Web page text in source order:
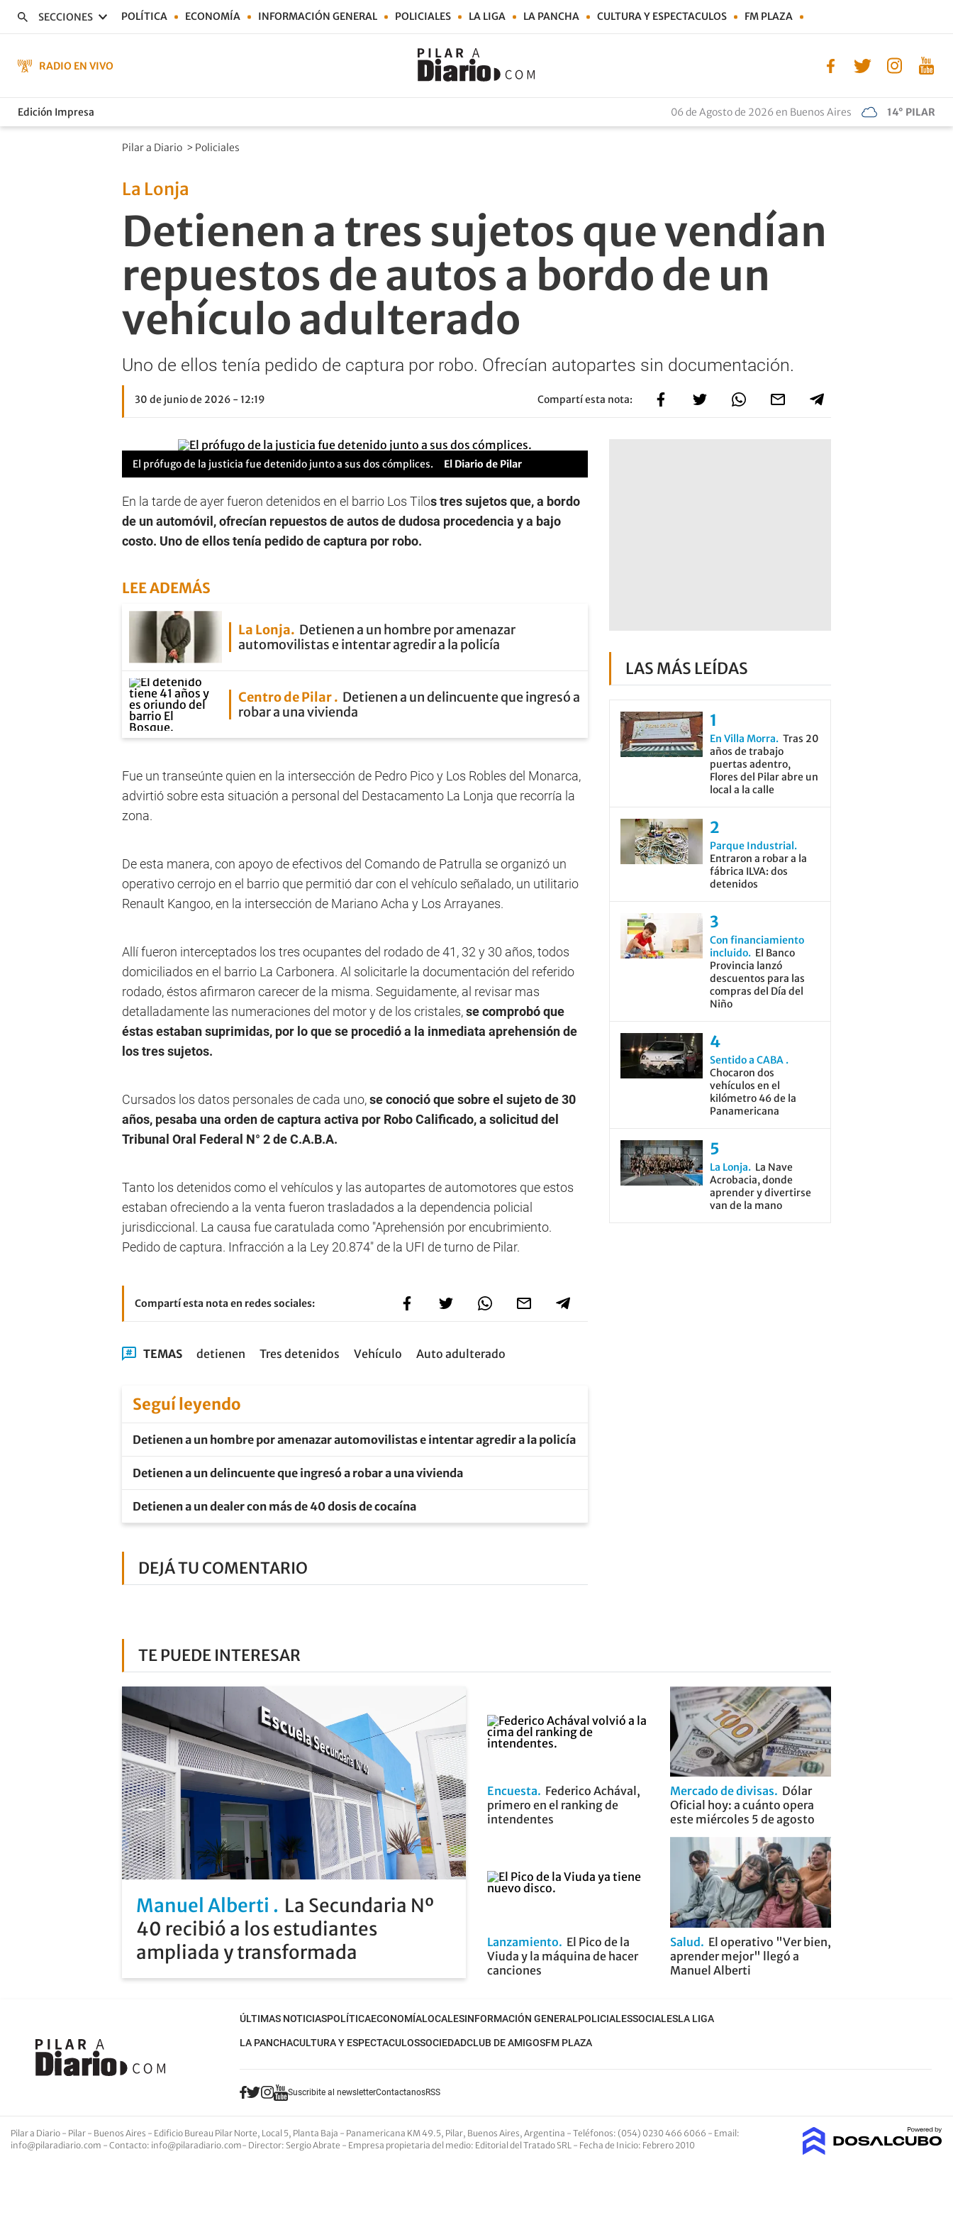
SECCIONES POLÍTICA ECONOMÍA INFORMACIÓN GENERAL POLICIALES LA LIGA LA PANCHA CULTURA Y ESPECTACULOS FM PLAZA
RADIO EN VIVO
Edición Impresa 06 de Agosto de 2026 en Buenos Aires 14° PILAR
Pilar a Diario > Policiales
La Lonja
Detienen a tres sujetos que vendían
repuestos de autos a bordo de un
vehículo adulterado
Uno de ellos tenía pedido de captura por robo. Ofrecían autopartes sin documentación.
30 de junio de 2026 - 12:19 Compartí esta nota:
El prófugo de la justicia fue detenido junto a sus dos cómplices. El Diario de Pilar
En la tarde de ayer fueron detenidos en el barrio Los Tilos tres sujetos que, a bordo
de un automóvil, ofrecían repuestos de autos de dudosa procedencia y a bajo
costo. Uno de ellos tenía pedido de captura por robo.
LEE ADEMÁS
La Lonja
Detienen a un hombre por amenazar
automovilistas e intentar agredir a la policía
Centro de Pilar
Detienen a un delincuente que ingresó a
robar a una vivienda
Fue un transeúnte quien en la intersección de Pedro Pico y Los Robles del Monarca,
advirtió sobre esta situación a personal del Destacamento La Lonja que recorría la
zona.
De esta manera, con apoyo de efectivos del Comando de Patrulla se organizó un
operativo cerrojo en el barrio que permitió dar con el vehículo señalado, un utilitario
Renault Kangoo, en la intersección de Mariano Acha y Los Arrayanes.
Allí fueron interceptados los tres ocupantes del rodado de 41, 32 y 30 años, todos
domiciliados en el barrio La Carbonera. Al solicitarle la documentación del referido
rodado, éstos afirmaron carecer de la misma. Seguidamente, al revisar mas
detalladamente las numeraciones del motor y de los cristales,se comprobó que
éstas estaban suprimidas, por lo que se procedió a la inmediata aprehensión de
los tres sujetos.
Cursados los datos personales de cada uno,se conoció que sobre el sujeto de 30
años, pesaba una orden de captura activa por Robo Calificado, a solicitud del
Tribunal Oral Federal N° 2 de C.A.B.A.
Tanto los detenidos como el vehículos y las autopartes de automotores que estos
estaban ofreciendo a la venta fueron trasladados a la dependencia policial
jurisdiccional. La causa fue caratulada como "Aprehensión por encubrimiento.
Pedido de captura. Infracción a la Ley 20.874" de la UFI de turno de Pilar.
Compartí esta nota en redes sociales:
TEMAS detienen Tres detenidos Vehículo Auto adulterado
Seguí leyendo
Detienen a un hombre por amenazar automovilistas e intentar agredir a la policía
Detienen a un delincuente que ingresó a robar a una vivienda
Detienen a un dealer con más de 40 dosis de cocaína
DEJÁ TU COMENTARIO
LAS MÁS LEÍDAS
En Villa Morra
Tras 20
años de trabajo
puertas adentro,
Flores del Pilar abre un
local a la calle
Parque Industrial
Entraron a robar a la
fábrica ILVA: dos
detenidos
Con financiamiento
incluido
El Banco
Provincia lanzó
descuentos para las
compras del Día del
Niño
Sentido a CABA
Chocaron dos
vehículos en el
kilómetro 46 de la
Panamericana
La Lonja
La Nave
Acrobacia, donde
aprender y divertirse
van de la mano
TE PUEDE INTERESAR
Manuel Alberti
La Secundaria Nº
40 recibió a los estudiantes
ampliada y transformada
Encuesta
Federico Achával,
primero en el ranking de
intendentes
Mercado de divisas
Dólar
Oficial hoy: a cuánto opera
este miércoles 5 de agosto
Lanzamiento
El Pico de la
Viuda y la máquina de hacer
canciones
Salud
El operativo "Ver bien,
aprender mejor" llegó a
Manuel Alberti
ÚLTIMAS NOTICIASPOLÍTICAECONOMÍALOCALESINFORMACIÓN GENERALPOLICIALESSOCIALESLA LIGA
LA PANCHACULTURA Y ESPECTACULOSSOCIEDADCLUB DE AMIGOSFM PLAZA
Suscribite al newsletterContactanosRSS
Pilar a Diario - Pilar - Buenos Aires - Edificio Bureau Pilar Norte, Local 5, Planta Baja - Panamericana KM 49.5, Pilar, Buenos Aires, Argentina - Teléfonos: (054) 0230 466 6066 - Email:
info@pilaradiario.com - Contacto: info@pilaradiario.com- Director: Sergio Abrate - Empresa propietaria del medio: Editorial del Tratado SRL - Fecha de Inicio: Febrero 2010